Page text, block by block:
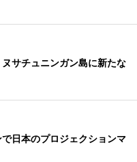
サチュニンガン島に新たな
日本のプロジェクションマ